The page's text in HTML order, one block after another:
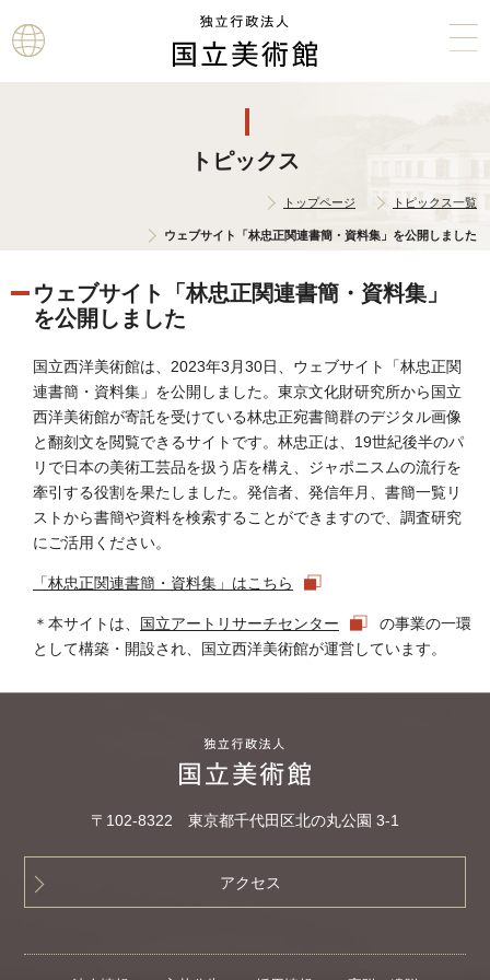
本文へ
トピックス
トップページ トピックス一覧
ウェブサイト「林忠正関連書簡・資料集」を公開しました
ウェブサイト「林忠正関連書簡・資料集」
を公開しました
国立西洋美術館は、2023年3月30日、ウェブサイト「林忠正関
連書簡・資料集」を公開しました。東京文化財研究所から国立
西洋美術館が寄託を受けている林忠正宛書簡群のデジタル画像
と翻刻文を閲覧できるサイトです。林忠正は、19世紀後半のパ
リで日本の美術工芸品を扱う店を構え、ジャポニスムの流行を
牽引する役割を果たしました。発信者、発信年月、書簡一覧リ
ストから書簡や資料を検索することができますので、調査研究
にご活用ください。
「林忠正関連書簡・資料集」はこちら
＊本サイトは、 国立アートリサーチセンター
の事業の一環
として構築・開設され、国立西洋美術館が運営しています。
〒102‐8322 東京都千代田区北の丸公園 3-1
アクセス